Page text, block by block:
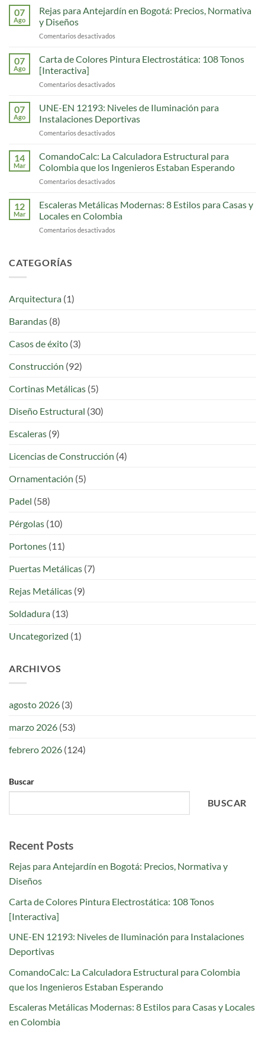
07
Ago
Rejas para Antejardín en Bogotá: Precios, Normativa
y Diseños
Comentarios desactivados
para
Normativa
y
07
Ago
Carta de Colores Pintura Electrostática: 108 Tonos
[Interactiva]
Comentarios desactivados
de
Colores
Pintura
Tonos
[Interactiva]
07
Ago
UNE-EN 12193: Niveles de Iluminación para
Instalaciones Deportivas
Comentarios desactivados
EN
Niveles
para
Instalaciones
14
Mar
ComandoCalc: La Calculadora Estructural para
Colombia que los Ingenieros Estaban Esperando
Comentarios desactivados
La
Calculadora
Estructural
12
Mar
Escaleras Metálicas Modernas: 8 Estilos para Casas y
Locales en Colombia
Comentarios desactivados
CATEGORÍAS
Arquitectura (1)
Barandas (8)
Casos de éxito (3)
Construcción (92)
Cortinas Metálicas (5)
Diseño Estructural (30)
Escaleras (9)
Licencias de Construcción (4)
Ornamentación (5)
Padel (58)
Pérgolas (10)
Portones (11)
Puertas Metálicas (7)
Rejas Metálicas (9)
Soldadura (13)
Uncategorized (1)
ARCHIVOS
agosto 2026 (3)
marzo 2026 (53)
febrero 2026 (124)
Buscar
BUSCAR
Recent Posts
Rejas para Antejardín en Bogotá: Precios, Normativa y
Diseños
Carta de Colores Pintura Electrostática: 108 Tonos
[Interactiva]
UNE-EN 12193: Niveles de Iluminación para Instalaciones
Deportivas
ComandoCalc: La Calculadora Estructural para Colombia
que los Ingenieros Estaban Esperando
Escaleras Metálicas Modernas: 8 Estilos para Casas y Locales
en Colombia